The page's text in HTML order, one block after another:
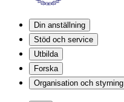
Din anställning
Stöd och service
Utbilda
Forska
Organisation och styrning